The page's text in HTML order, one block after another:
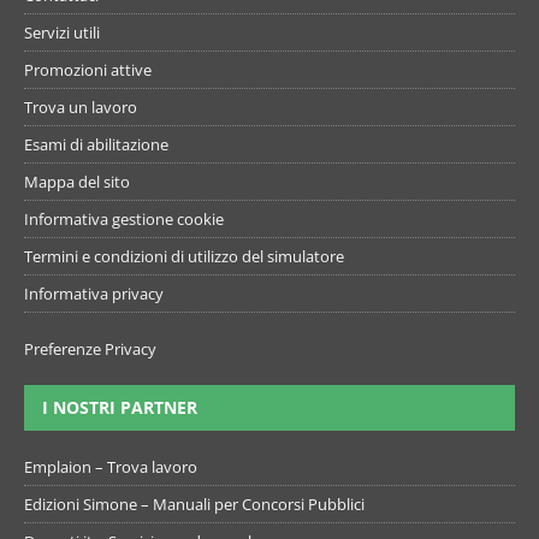
Servizi utili
Promozioni attive
Trova un lavoro
Esami di abilitazione
Mappa del sito
Informativa gestione cookie
Termini e condizioni di utilizzo del simulatore
Informativa privacy
Preferenze Privacy
I NOSTRI PARTNER
Emplaion – Trova lavoro
Edizioni Simone – Manuali per Concorsi Pubblici